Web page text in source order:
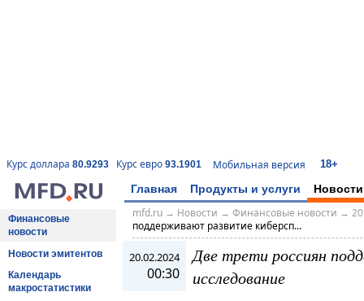
Курс доллара 80.9293 Курс евро 93.1901 Мобильная версия 18+
Главная Продукты и услуги Новости
Финансовые
новости
Новости эмитентов
Календарь
макростатистики
mfd.ru→ Новости → Финансовые новости →
поддерживают развитие киберсп...
20.02.2024
00:30
Две трети россиян
исследование